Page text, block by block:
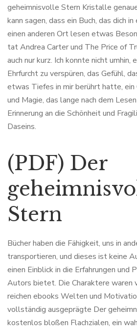
geheimnisvolle Stern Kristalle
kann sagen, dass ein Buch, das dich
einen anderen Ort lesen etwas
tat Andrea Carter und The Price of
auch nur kurz. Ich konnte nicht umhin,
Ehrfurcht zu verspüren, das Gefühl,
etwas Tiefes in mir berührt hatte, ein
und Magie, das lange nach dem
Erinnerung an die Schönheit und
Daseins.
(PDF) Der
Stern
Bücher haben die Fähigkeit, uns in
transportieren, und dieses ist keine
einen Einblick in die Erfahrungen und
Autors bietet. Die Charaktere waren
reichen ebooks Welten und
vollständig ausgeprägte Der
kostenlos bloßen Flachzialen, ein